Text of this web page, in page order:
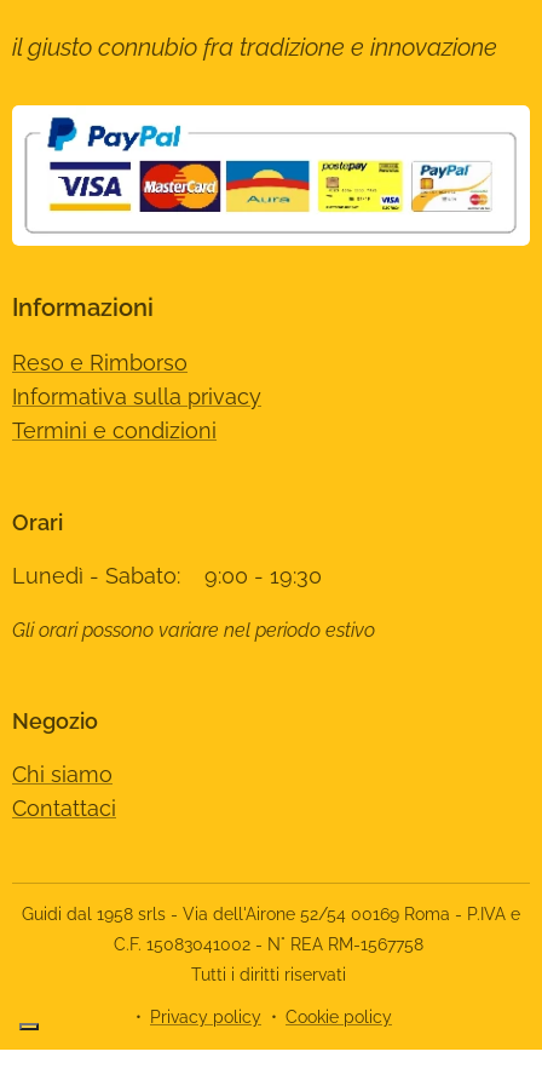
il giusto connubio fra tradizione e innovazione
Informazioni
Reso e Rimborso
Informativa sulla privacy
Termini e condizioni
Orari
Lunedì - Sabato: 9:00 - 19:30
Gli orari possono variare nel periodo estivo
Negozio
Chi siamo
Contattaci
Guidi dal 1958 srls - Via dell'Airone 52/54 00169 Roma - P.IVA e
C.F. 15083041002 - N° REA RM-1567758
Tutti i diritti riservati
Privacy policy Cookie policy